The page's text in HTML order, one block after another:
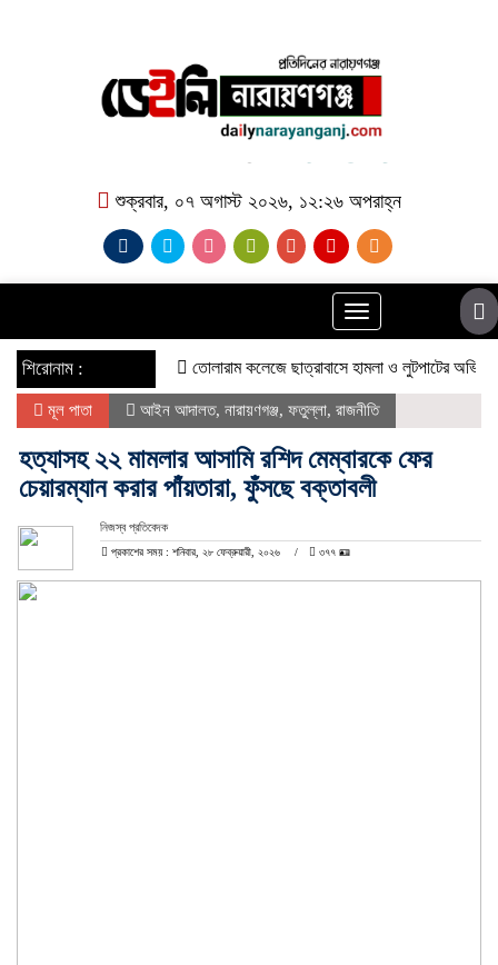
শুক্রবার, ০৭ অগাস্ট ২০২৬, ১২:২৬ অপরাহ্ন
Toggle
navigation
শিরোনাম : তোলারাম কলেজে ছাত্রাবাসে হামলা ও লুটপাটের অভিযোগ
মূল পাতা আইন আদালত, নারায়ণগঞ্জ, ফতুল্লা, রাজনীতি
হত্যাসহ ২২ মামলার আসামি রশিদ মেম্বারকে ফের
চেয়ারম্যান করার পাঁয়তারা, ফুঁসছে বক্তাবলী
নিজস্ব প্রতিবেদক
প্রকাশের সময় : শনিবার, ২৮ ফেব্রুয়ারী, ২০২৬ ৩৭৭ 🪪